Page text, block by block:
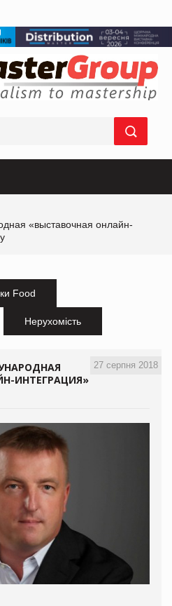
«выставочная онлайн-
Food
Нерухомість
27 серпня 2018
ИНТЕГРАЦИЯ»